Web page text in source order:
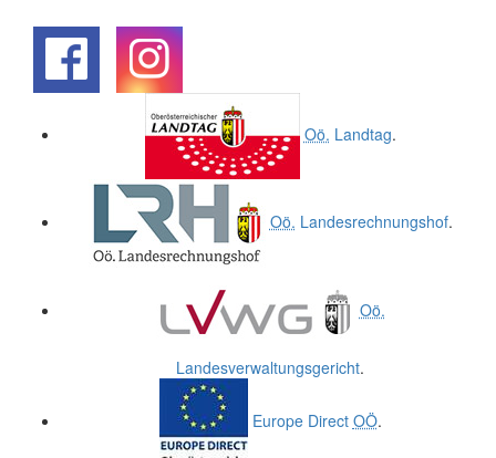
Oö. Landtag.
Oö. Landesrechnungshof.
Oö.
Landesverwaltungsgericht.
Europe Direct OÖ.